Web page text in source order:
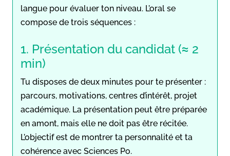
langue pour évaluer ton niveau. L’oral se
compose de trois séquences :
1. Présentation du candidat (≈ 2
min)
Tu disposes de deux minutes pour te présenter :
parcours, motivations, centres d’intérêt, projet
académique. La présentation peut être préparée
en amont, mais elle ne doit pas être récitée.
L’objectif est de montrer ta personnalité et ta
cohérence avec Sciences Po.